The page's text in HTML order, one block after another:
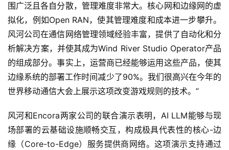
围广泛且各自分散，管理难度非常大。核心网和边缘网的虚
拟化，例如Open RAN，使其管理难度和成本进一步攀升。
风河公司在通信网络管理领域经验丰富，提供了自动化和分
析解决方案，并使其成为Wind River Studio Operator产品
的组成部分。事实上，运营商已经能够运用这些产品，使其
边缘系统的部署工作时间减少了90%。我们很高兴在今年的
世界移动通信大会上展示这项改变游戏规则的技术。”
风河和Encora两家公司的联合演示表明，AI LLM能够与现
场部署的云基础设施顺畅交互，构成极具代表性的核心-边
缘（Core-to-Edge）服务提供商网络。这项演示支持通过